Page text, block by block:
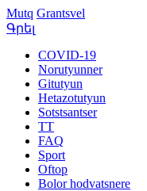
Mutq Grantsvel
Գրել
COVID-19
Norutyunner
Gitutyun
Hetazotutyun
Sotstsantser
TT
FAQ
Sport
Oftop
Bolor hodvatsnere